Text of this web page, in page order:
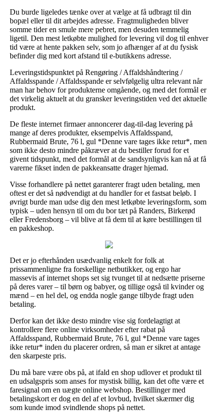
Du burde ligeledes tænke over at vælge at få udbragt til din
bopæl eller til dit arbejdes adresse. Fragtmuligheden bliver
somme tider en smule mere pebret, men desuden temmelig
ligetil. Den mest letkøbte mulighed for levering vil dog til enhver
tid være at hente pakken selv, som jo afhænger af at du fysisk
befinder dig med kort afstand til e-butikkens adresse.
Leveringstidspunktet på Rengøring / Affaldshåndtering /
Affaldsspande / Affaldsspande er selvfølgelig ultra relevant når
man har behov for produkterne omgående, og med det formål er
det virkelig aktuelt at du gransker leveringstiden ved det aktuelle
produkt.
De fleste internet firmaer annoncerer dag-til-dag levering på
mange af deres produkter, eksempelvis Affaldsspand,
Rubbermaid Brute, 76 l, gul *Denne vare tages ikke retur*, men
som ikke desto mindre påkræver at du bestiller forud for et
givent tidspunkt, med det formål at de sandsynligvis kan nå at få
varerne fikset inden de pakkeansatte drager hjemad.
Visse forhandlere på nettet garanterer fragt uden betaling, men
oftest er det så nødvendigt at du handler for et fastsat beløb. I
øvrigt burde man udse dig den mest letkøbte leveringsform, som
typisk – uden hensyn til om du bor tæt på Randers, Birkerød
eller Fredensborg – vil blive at få dem til at køre bestillingen til
en pakkeshop.
Det er jo efterhånden usædvanlig enkelt for folk at
prissammenligne fra forskellige netbutikker, og ergo har
massevis af internet shops set sig tvunget til at nedsætte priserne
på deres varer – til børn og babyer, og tillige også til kvinder og
mænd – en hel del, og endda nogle gange tilbyde fragt uden
betaling.
Derfor kan det ikke desto mindre vise sig fordelagtigt at
kontrollere flere online virksomheder efter rabat på
Affaldsspand, Rubbermaid Brute, 76 l, gul *Denne vare tages
ikke retur* inden du placerer ordren, så man er sikret at antage
den skarpeste pris.
Du må bare være obs på, at ifald en shop udlover et produkt til
en udsalgspris som anses for mystisk billig, kan det ofte være et
faresignal om en uægte online webshop. Bestillinger med
betalingskort er dog en del af et lovbud, hvilket skærmer dig
som kunde imod svindlende shops på nettet.